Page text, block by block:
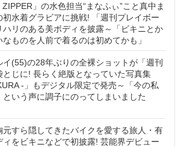
ZIPPER」の水色担当“まなふぃ”こと真中ま
初水着グラビアに挑戦! 「週刊プレイボー
ハリのある美ボディを披露～「ビキニとか
ものを人前で着るのは初めてかも」
イ(55)の28年ぶりの全裸ショットが「週刊
とじに! 長らく絶版となっていた写真集
-」もデジタル限定で発売～「今の私
という声に調子にのってしまいました
元すら隠してきたバイクを愛する旅人・有
ィをビキニなどで初披露! 芸能界デビュー